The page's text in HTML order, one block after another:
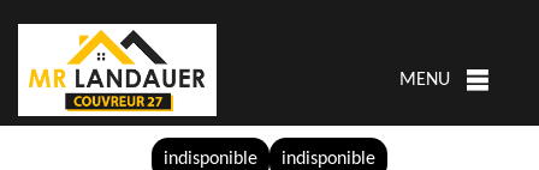
indisponible indisponible
MENU